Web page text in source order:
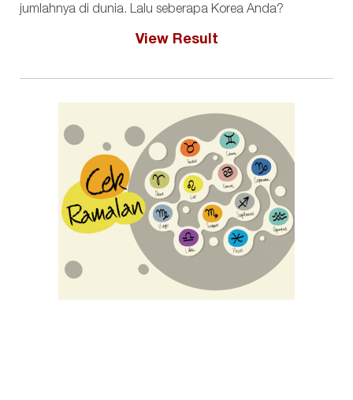
jumlahnya di dunia. Lalu seberapa Korea Anda?
View Result